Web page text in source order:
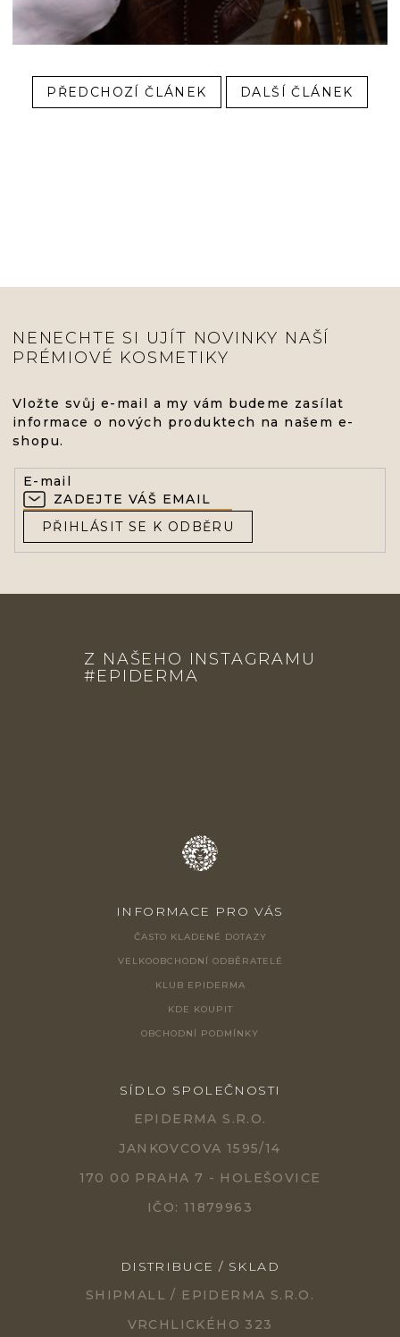
PŘEDCHOZÍ ČLÁNEK DALŠÍ ČLÁNEK
NENECHTE SI UJÍT NOVINKY NAŠÍ
PRÉMIOVÉ KOSMETIKY
Vložte svůj e-mail a my vám budeme zasílat
informace o nových produktech na našem e-
shopu.
E-mail
PŘIHLÁSIT SE K ODBĚRU
Z NAŠEHO INSTAGRAMU
#EPIDERMA
INFORMACE PRO VÁS
ČASTO KLADENÉ DOTAZY
VELKOOBCHODNÍ ODBĚRATELÉ
KLUB EPIDERMA
KDE KOUPIT
OBCHODNÍ PODMÍNKY
SÍDLO SPOLEČNOSTI
EPIDERMA S.R.O.
JANKOVCOVA 1595/14
170 00 PRAHA 7 - HOLEŠOVICE
IČO: 11879963
DISTRIBUCE / SKLAD
SHIPMALL / EPIDERMA S.R.O.
VRCHLICKÉHO 323